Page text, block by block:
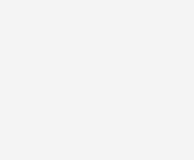
Durante los últimos años la
financieros del nuevo boom.
famosa working class ha
siempre ha parecido el
y propuestas que escapan del
alta y nuevos hipsters se
escapar del aburguesamiento